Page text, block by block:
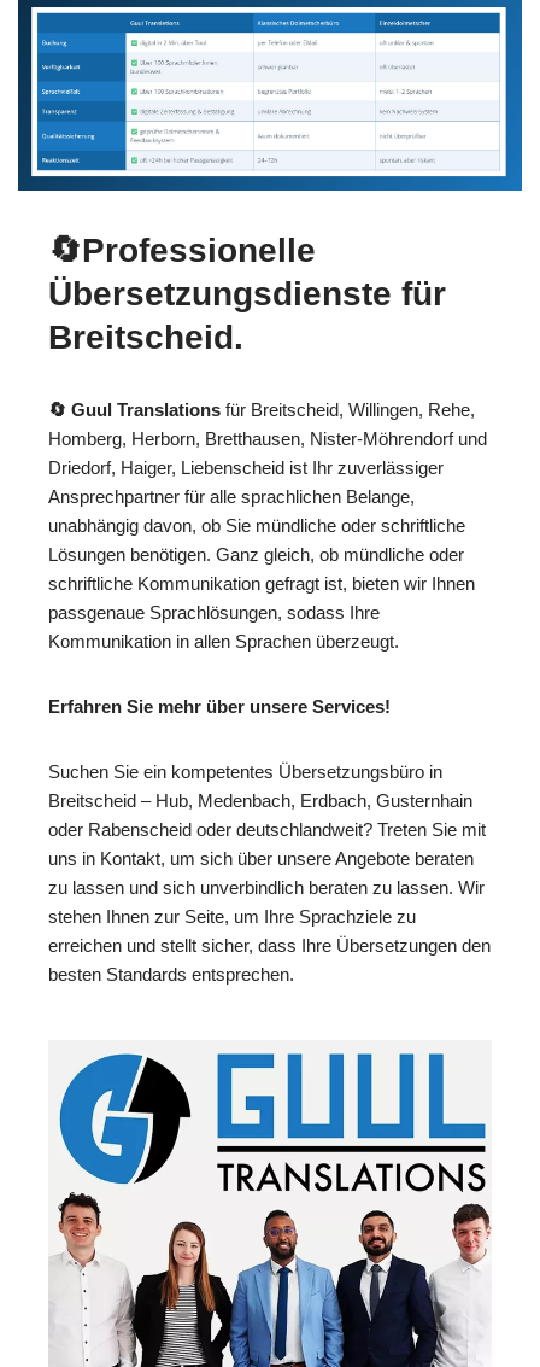
🔄Professionelle
Übersetzungsdienste für
Breitscheid.
🔄 Guul Translations für Breitscheid, Willingen, Rehe,
Homberg, Herborn, Bretthausen, Nister-Möhrendorf und
Driedorf, Haiger, Liebenscheid ist Ihr zuverlässiger
Ansprechpartner für alle sprachlichen Belange,
unabhängig davon, ob Sie mündliche oder schriftliche
Lösungen benötigen. Ganz gleich, ob mündliche oder
schriftliche Kommunikation gefragt ist, bieten wir Ihnen
passgenaue Sprachlösungen, sodass Ihre
Kommunikation in allen Sprachen überzeugt.
Erfahren Sie mehr über unsere Services!
Suchen Sie ein kompetentes Übersetzungsbüro in
Breitscheid – Hub, Medenbach, Erdbach, Gusternhain
oder Rabenscheid oder deutschlandweit? Treten Sie mit
uns in Kontakt, um sich über unsere Angebote beraten
zu lassen und sich unverbindlich beraten zu lassen. Wir
stehen Ihnen zur Seite, um Ihre Sprachziele zu
erreichen und stellt sicher, dass Ihre Übersetzungen den
besten Standards entsprechen.